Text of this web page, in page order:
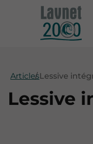
ArticlesLessive
Lessive